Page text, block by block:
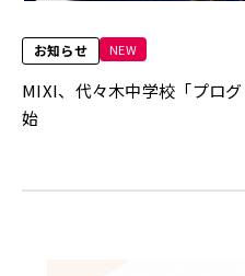
お知らせ NEW
MIXI、代々木中学校「プロ
始